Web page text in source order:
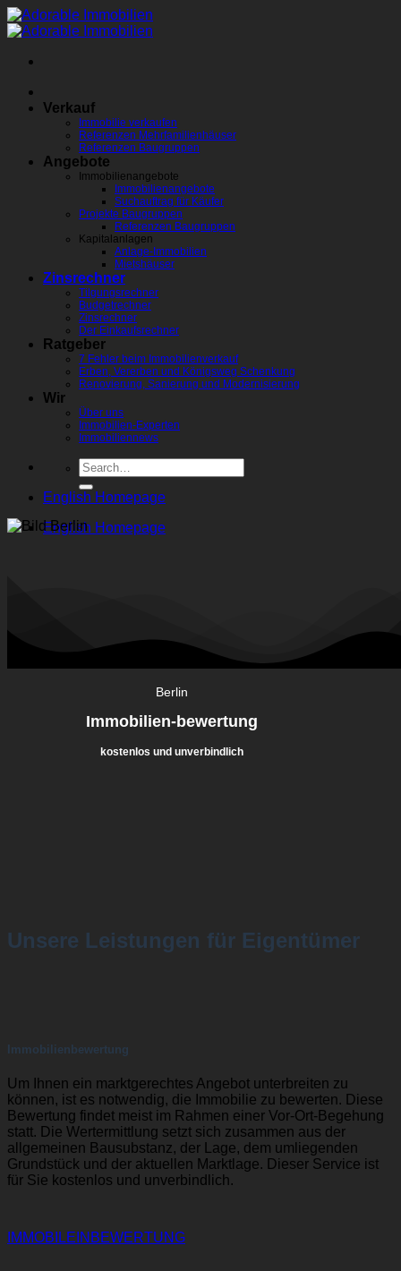
Zum
Inhalt
Verkauf
Immobilie verkaufen
Referenzen Mehrfamilienhäuser
Referenzen Baugruppen
Angebote
Immobilienangebote
Immobilienangebote
Suchauftrag für Käufer
Projekte Baugruppen
Referenzen Baugruppen
Kapitalanlagen
Anlage-Immobilien
Mietshäuser
Zinsrechner
Tilgungsrechner
Budgetrechner
Zinsrechner
Der Einkaufsrechner
Ratgeber
7 Fehler beim Immobilienverkauf
Erben, Vererben und Königsweg Schenkung
Renovierung, Sanierung und Modernisierung
Wir
Über uns
Immobilien-Experten
Immobiliennews
English Homepage
English Homepage
Berlin
Immobilien-bewertung
kostenlos und unverbindlich
Unsere Leistungen für Eigentümer
Immobilienbewertung
Um Ihnen ein marktgerechtes Angebot unterbreiten zu
können, ist es notwendig, die Immobilie zu bewerten. Diese
Bewertung findet meist im Rahmen einer Vor-Ort-Begehung
statt. Die Wertermittlung setzt sich zusammen aus der
allgemeinen Bausubstanz, der Lage, dem umliegenden
Grundstück und der aktuellen Marktlage. Dieser Service ist
für Sie kostenlos und unverbindlich.
IMMOBILEINBEWERTUNG